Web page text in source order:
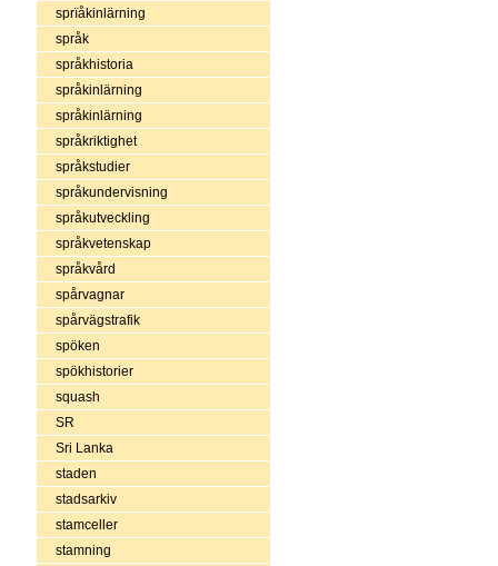
sprïåkinlärning
språk
språkhistoria
språkinlärning
språkinlärning
språkriktighet
språkstudier
språkundervisning
språkutveckling
språkvetenskap
språkvård
spårvagnar
spårvägstrafik
spöken
spökhistorier
squash
SR
Sri Lanka
staden
stadsarkiv
stamceller
stamning